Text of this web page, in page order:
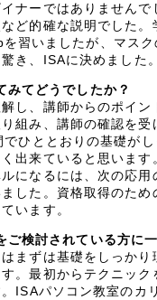
ナーではありませんで
ど的確な説明でした。
習いましたが、マスク
き、ISAに決めました。
みてどうでしたか？
し、講師からのポイン
組み、講師の確認を受
でひととおりの基礎が
出来ていると思います
になるには、次の応用
した。資格取得のため
います。
ご検討されている方に
まずは基礎をしっかり
。最初からテクニック
ISAパソコン教室のカ